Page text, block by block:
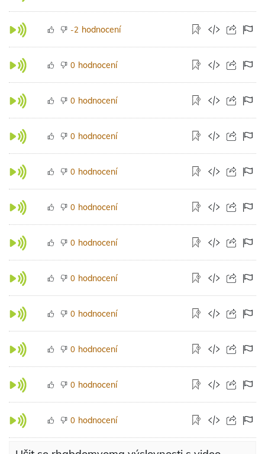
-2 hodnocení
0 hodnocení
0 hodnocení
0 hodnocení
0 hodnocení
0 hodnocení
0 hodnocení
0 hodnocení
0 hodnocení
0 hodnocení
0 hodnocení
0 hodnocení